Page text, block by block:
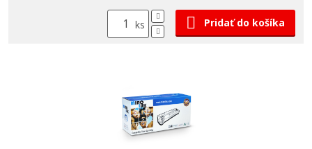
ks Pridať do košíka